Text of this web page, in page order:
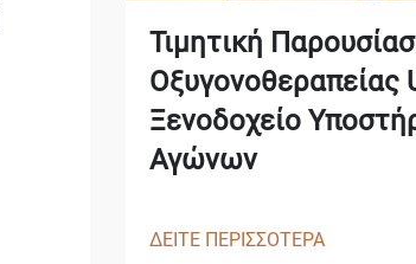
Τιμητική
Οξυγονοθεραπείας
Ξενοδοχείο
Αγώνων
ΔΕΙΤΕ ΠΕΡΙΣΣΟΤΕΡΑ